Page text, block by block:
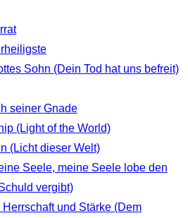
Sohn (Dein Tod hat uns befreit)
seiner Gnade
(Light of the World)
(Licht dieser Welt)
Seele, meine Seele lobe den
vergibt)
und Stärke (Dem